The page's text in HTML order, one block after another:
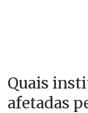
Quais
afetadas